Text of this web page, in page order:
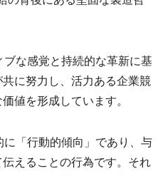
な感覚と持続的な革新に基
に努力し、活力ある企業競
値を形成しています。
「行動的傾向」であり、与
えることの行為です。それ